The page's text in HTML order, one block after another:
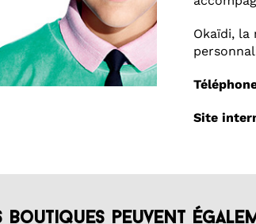
Okaïdi, la
Site
boutiques peuvent